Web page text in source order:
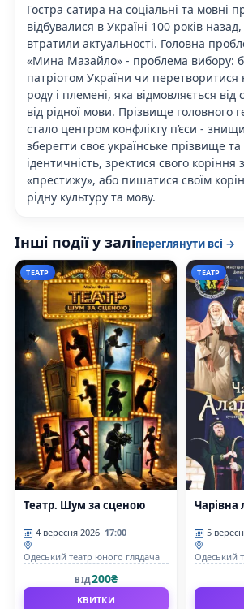
Гостра сатира на соціальні та мовні
відбувалися в Україні 100 років
втратили актуальності. Головна
«Мина Мазайло» - проблема вибору:
патріотом України чи
роду і племені, яка відмовляється від
від рідної мови. Прізвище головного
стало центром конфлікту п’єси -
зберегти своє українське прізвище та
ідентичність, зректися свого коріння
«престижу», або пишатися своїм
рідну культуру та мову.
Інші події у заліпереглянути всі →
ТЕАТР
Театр. Шум за сценою
4 вересня 2026 17:00
Одеський театр юного глядача
ВІД200₴
КВИТКИ
ТЕАТР
Чарівна
5
Одеський